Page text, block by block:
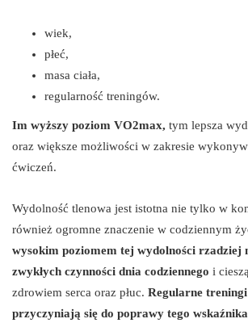
wiek,
płeć,
masa ciała,
regularność treningów.
Im wyższy poziom VO2max, tym lepsza
oraz większe możliwości w zakresie
ćwiczeń.
Wydolność tlenowa jest istotna nie tylko w
również ogromne znaczenie w codziennym
wysokim poziomem tej wydolności rzadziej
zwykłych czynności dnia codziennego i
zdrowiem serca oraz płuc. Regularne
przyczyniają się do poprawy tego